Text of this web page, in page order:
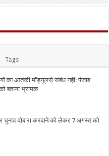
Tags
का आतंकी मॉड्यूलसे संबंध नहीं: पंजाब
बताया भ्रामक
दोबारा करवाने को लेकर 7 अगस्त को